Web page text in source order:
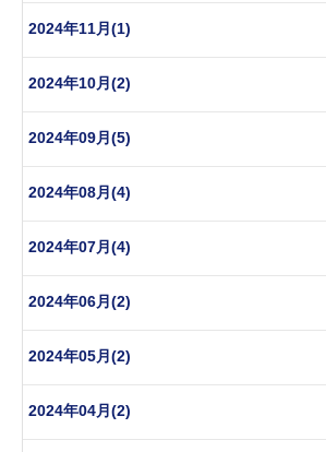
2024年11月(1)
2024年10月(2)
2024年09月(5)
2024年08月(4)
2024年07月(4)
2024年06月(2)
2024年05月(2)
2024年04月(2)